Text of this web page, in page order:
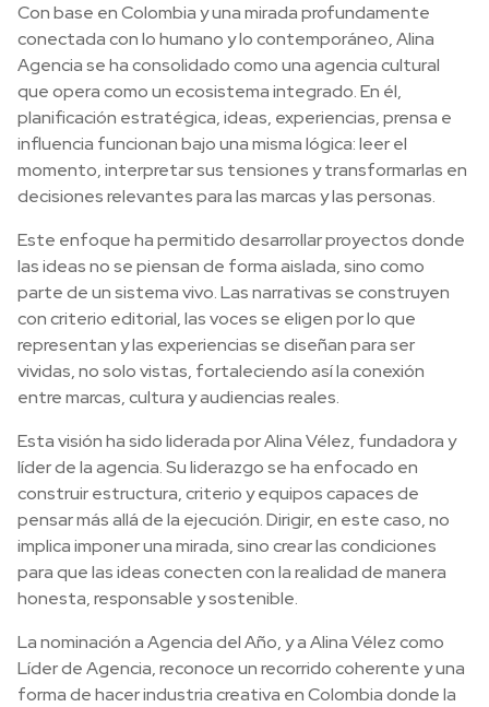
Con base en Colombia y una mirada profundamente
conectada con lo humano y lo contemporáneo, Alina
Agencia se ha consolidado como una agencia cultural
que opera como un ecosistema integrado. En él,
planificación estratégica, ideas, experiencias, prensa e
influencia funcionan bajo una misma lógica: leer el
momento, interpretar sus tensiones y transformarlas en
decisiones relevantes para las marcas y las personas.
Este enfoque ha permitido desarrollar proyectos donde
las ideas no se piensan de forma aislada, sino como
parte de un sistema vivo. Las narrativas se construyen
con criterio editorial, las voces se eligen por lo que
representan y las experiencias se diseñan para ser
vividas, no solo vistas, fortaleciendo así la conexión
entre marcas, cultura y audiencias reales.
Esta visión ha sido liderada por Alina Vélez, fundadora y
líder de la agencia. Su liderazgo se ha enfocado en
construir estructura, criterio y equipos capaces de
pensar más allá de la ejecución. Dirigir, en este caso, no
implica imponer una mirada, sino crear las condiciones
para que las ideas conecten con la realidad de manera
honesta, responsable y sostenible.
La nominación a Agencia del Año, y a Alina Vélez como
Líder de Agencia, reconoce un recorrido coherente y una
forma de hacer industria creativa en Colombia donde la